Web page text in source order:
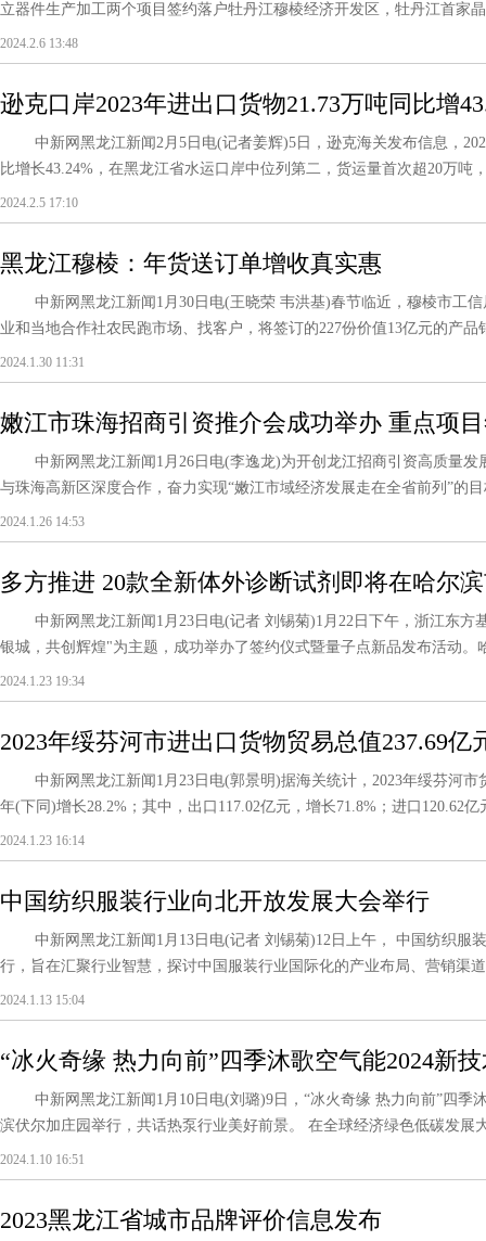
立器件生产加工两个项目签约落户牡丹江穆棱经济开发区，牡丹江首家
2024.2.6 13:48
逊克口岸2023年进出口货物21.73万吨同比增
中新网黑龙江新闻2月5日电(记者姜辉)5日，逊克海关发布信息，
比增长43.24%，在黑龙江省水运口岸中位列第二，货运量首次超20万吨
2024.2.5 17:10
黑龙江穆棱：年货送订单增收真实惠
中新网黑龙江新闻1月30日电(王晓荣 韦洪基)春节临近，穆棱市工信
业和当地合作社农民跑市场、找客户，将签订的227份价值13亿元的产
2024.1.30 11:31
嫩江市珠海招商引资推介会成功举办 重点项
中新网黑龙江新闻1月26日电(李逸龙)为开创龙江招商引资高质量发
与珠海高新区深度合作，奋力实现“嫩江市域经济发展走在全省前列”的
2024.1.26 14:53
多方推进 20款全新体外诊断试剂即将在哈尔
生产
中新网黑龙江新闻1月23日电(记者 刘锡菊)1月22日下午，浙江东方
银城，共创辉煌"为主题，成功举办了签约仪式暨量子点新品发布活动。
2024.1.23 19:34
2023年绥芬河市进出口货物贸易总值237.69亿
中新网黑龙江新闻1月23日电(郭景明)据海关统计，2023年绥芬河市
年(下同)增长28.2%；其中，出口117.02亿元，增长71.8%；进口120.62
2024.1.23 16:14
中国纺织服装行业向北开放发展大会举行
中新网黑龙江新闻1月13日电(记者 刘锡菊)12日上午， 中国纺织服
行，旨在汇聚行业智慧，探讨中国服装行业国际化的产业布局、营销渠
2024.1.13 15:04
“冰火奇缘 热力向前”四季沐歌空气能2024新
中新网黑龙江新闻1月10日电(刘璐)9日，“冰火奇缘 热力向前”四季
滨伏尔加庄园举行，共话热泵行业美好前景。 在全球经济绿色低碳发展
2024.1.10 16:51
2023黑龙江省城市品牌评价信息发布